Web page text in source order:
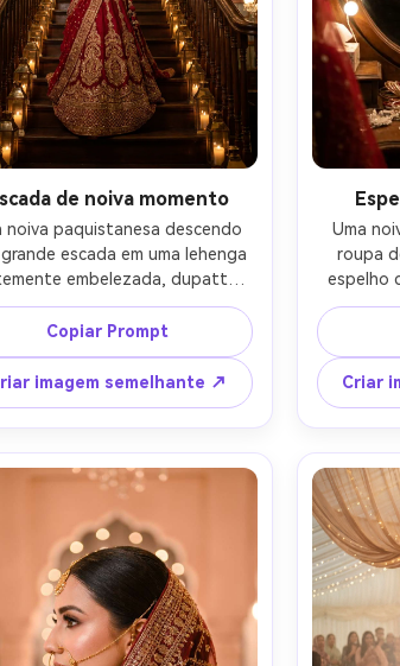
de noiva momento
noiva paquistanesa descendo
escada em uma lehenga
embelezada, dupatta
perfeitamente, jóias
cercada por lanternas de
quentes, pose dramática mas
tirada em Nikon Z9, 50mm
1.4, luzes práticas quentes
ângulo ligeiramente
composição completa,
de casamento editorial,
4:5
Copiar Prompt
imagem semelhante ↗
Uma
roupa
espelho
tirada em
interior
textura
Criar